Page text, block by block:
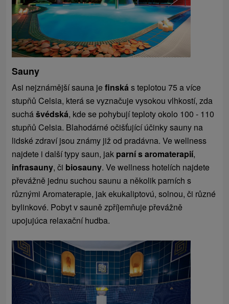
Sauny
Asi nejznámější sauna jefinská s teplotou 75 a více
stupňů Celsia, která se vyznačuje vysokou vlhkostí, zda
suchášvédská, kde se pohybují teploty okolo 100 - 110
stupňů Celsia. Blahodárné očišťující účinky sauny na
lidské zdraví jsou známy již od pradávna. Ve wellness
najdete i další typy saun, jak parní s aromaterapií,
infrasauny, či biosauny. Ve wellness hotelích najdete
převážně jednu suchou saunu a několik parních s
různými Aromaterapie, jak ekukaliptovú, solnou, či různé
bylinkové. Pobyt v sauně zpříjemňuje převážně
upojujúca relaxační hudba.